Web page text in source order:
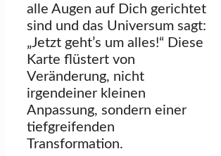
alle Augen auf Dich gerichtet
sind und das Universum sagt:
„Jetzt geht’s um alles!“ Diese
Karte flüstert von
Veränderung, nicht
irgendeiner kleinen
Anpassung, sondern einer
tiefgreifenden
Transformation.